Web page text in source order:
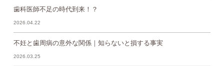
歯科医師不足の時代到来！？
2026.04.22
不妊と歯周病の意外な関係｜知らないと損する事実
2026.03.25